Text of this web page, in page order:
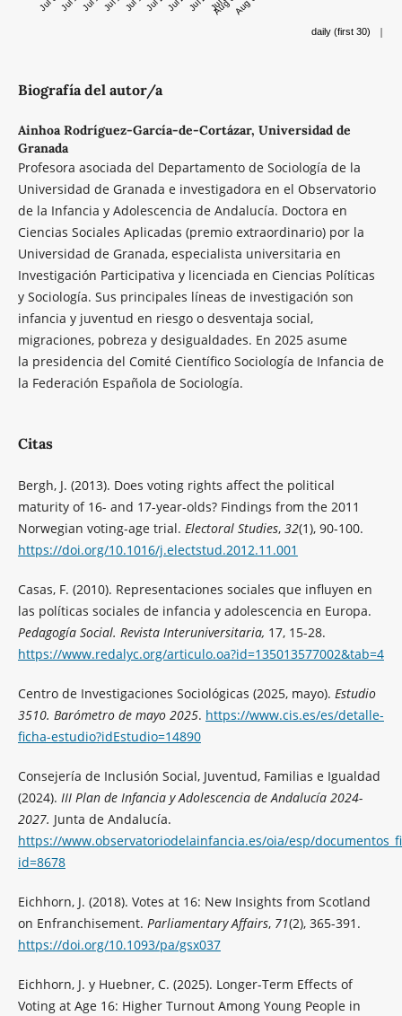
daily (first 30) |
Biografía del autor/a
Ainhoa Rodríguez-García-de-Cortázar, Universidad de
Granada
Profesora asociada del Departamento de Sociología de la
Universidad de Granada e investigadora en el Observatorio
de la Infancia y Adolescencia de Andalucía. Doctora en
Ciencias Sociales Aplicadas (premio extraordinario) por la
Universidad de Granada, especialista universitaria en
Investigación Participativa y licenciada en Ciencias Políticas
y Sociología. Sus principales líneas de investigación son
infancia y juventud en riesgo o desventaja social,
migraciones, pobreza y desigualdades. En 2025 asume
la presidencia del Comité Científico Sociología de Infancia de
la Federación Española de Sociología.
Citas
Bergh, J. (2013). Does voting rights affect the political
maturity of 16- and 17-year-olds? Findings from the 2011
Norwegian voting-age trial. Electoral Studies, 32(1), 90-100.
https://doi.org/10.1016/j.electstud.2012.11.001
Casas, F. (2010). Representaciones sociales que influyen en
las políticas sociales de infancia y adolescencia en Europa.
Pedagogía Social. Revista Interuniversitaria, 17, 15-28.
https://www.redalyc.org/articulo.oa?id=135013577002&tab=4
Centro de Investigaciones Sociológicas (2025, mayo). Estudio
3510. Barómetro de mayo 2025. https://www.cis.es/es/detalle-
ficha-estudio?idEstudio=14890
Consejería de Inclusión Social, Juventud, Familias e Igualdad
(2024). III Plan de Infancia y Adolescencia de Andalucía 2024-
2027. Junta de Andalucía.
https://www.observatoriodelainfancia.es/oia/esp/
id=8678
Eichhorn, J. (2018). Votes at 16: New Insights from Scotland
on Enfranchisement. Parliamentary Affairs, 71(2), 365-391.
https://doi.org/10.1093/pa/gsx037
Eichhorn, J. y Huebner, C. (2025). Longer-Term Effects of
Voting at Age 16: Higher Turnout Among Young People in